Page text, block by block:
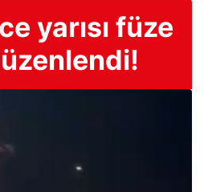
yarısı füze